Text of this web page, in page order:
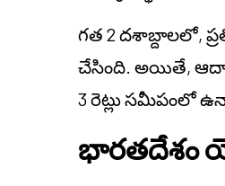
గత 2 దశాబ్దాలలో,
చేసింది. అయితే, ఆదాయ
3 రెట్లు సమీపంలో
భారతదేశం